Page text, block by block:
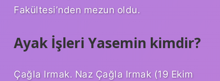
Fakültesi’nden mezun oldu.
Ayak İşleri Yasemin kimdir?
Çağla Irmak. Naz Çağla Irmak (19 Ekim